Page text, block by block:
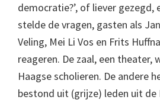
democratie?’, of liever gezegd,
stelde de vragen, gasten als
Veling, Mei Li Vos en Frits
reageren. De zaal, een theater,
Haagse scholieren. De andere
bestond uit (grijze) leden uit de